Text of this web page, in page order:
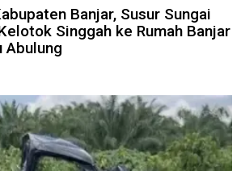
Banjar, Susur Sungai
Singgah ke Rumah Banjar
Abulung